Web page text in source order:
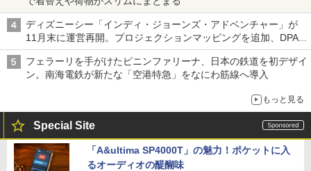
ディズニーシー「インディ・ジョーンズ・アドベンチャー」が
11月末に運営再開。プロジェクションマッピングを追加、DPA
は1500円
フェラーリを手がけたピニンファリーナ、日本の鉄道を初デザイ
ン。南海電鉄が新たな「空港特急」をなにわ筋線へ導入
もっと見る
Special Site
「A&ultima SP4000T」の魅力！ポケットに入
るオーディオの醍醐味